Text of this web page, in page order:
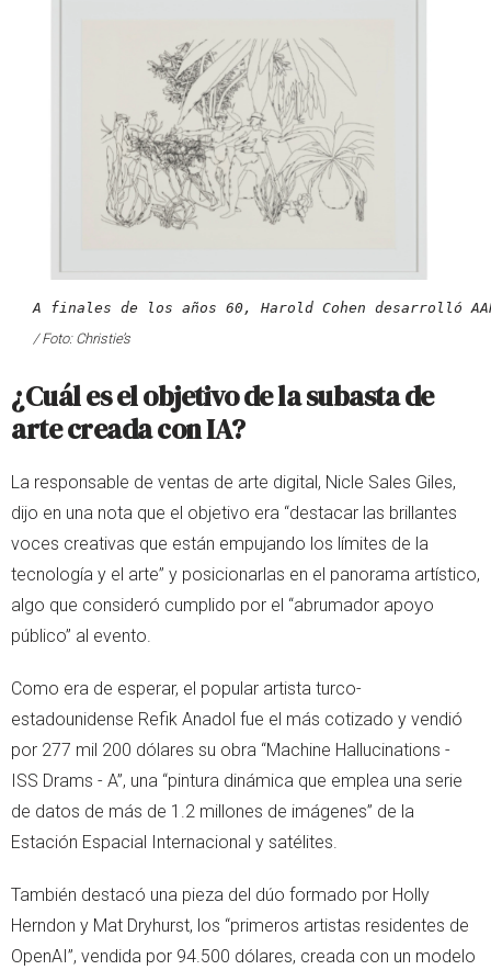
A finales de los años 60, Harold Cohen desarrolló
/ Foto: Christie’s
¿Cuál es el objetivo de la subasta de
arte creada con IA?
La responsable de ventas de arte digital, Nicle Sales Giles,
dijo en una nota que el objetivo era “destacar las brillantes
voces creativas que están empujando los límites de la
tecnología y el arte” y posicionarlas en el panorama artístico,
algo que consideró cumplido por el “abrumador apoyo
público” al evento.
Como era de esperar, el popular artista turco-
estadounidense Refik Anadol fue el más cotizado y vendió
por 277 mil 200 dólares su obra “Machine Hallucinations -
ISS Drams - A”, una “pintura dinámica que emplea una serie
de datos de más de 1.2 millones de imágenes” de la
Estación Espacial Internacional y satélites.
También destacó una pieza del dúo formado por Holly
Herndon y Mat Dryhurst, los “primeros artistas residentes de
OpenAI”, vendida por 94.500 dólares, creada con un modelo